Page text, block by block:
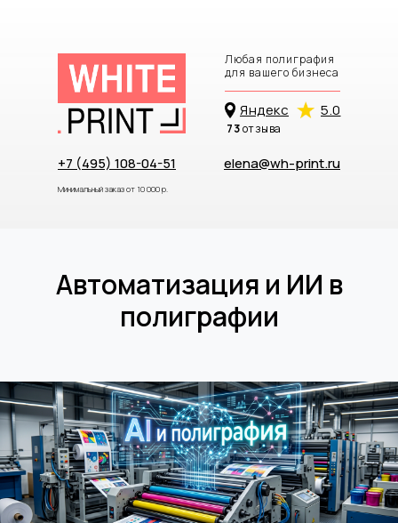
elena@wh-print.ru
+7 (495) 108-04-51
Любая полиграфия
для вашего бизнеса
Яндекc 5.0
73отзыва
Минимальный заказ от 10 000 р.
Автоматизация и ИИ в
полиграфии